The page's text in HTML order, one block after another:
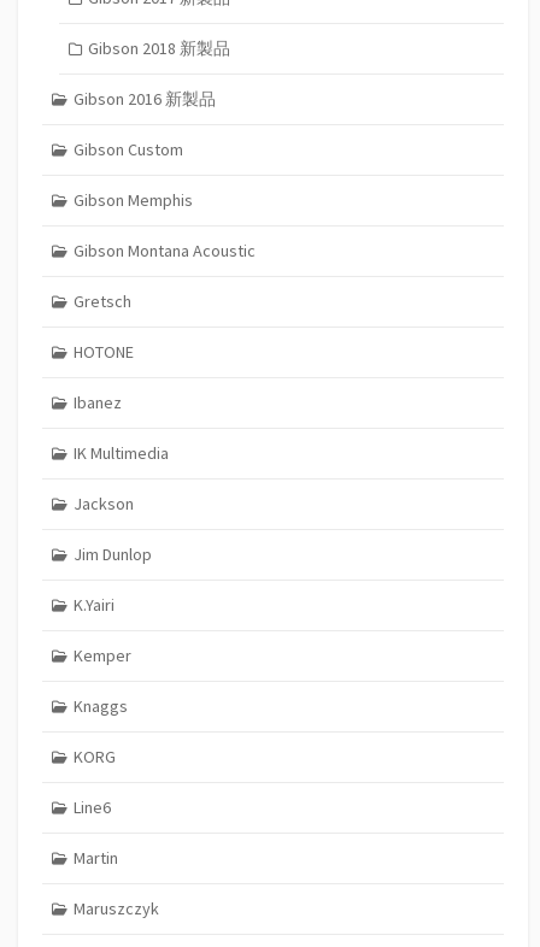
Gibson 2018 新製品
Gibson 2016 新製品
Gibson Custom
Gibson Memphis
Gibson Montana Acoustic
Gretsch
HOTONE
Ibanez
IK Multimedia
Jackson
Jim Dunlop
K.Yairi
Kemper
Knaggs
KORG
Line6
Martin
Maruszczyk